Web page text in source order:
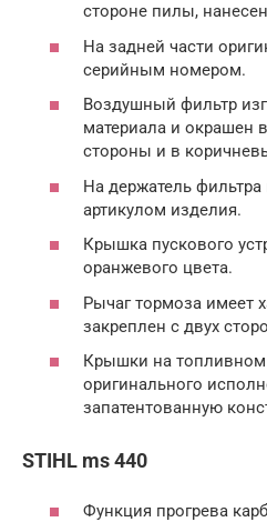
стороне пилы,
На задней части
серийным номером.
Воздушный фильтр
материала и окрашен
стороны и в
На держатель фильтра
артикулом изделия.
Крышка пускового
оранжевого цвета.
Рычаг тормоза имеет
закреплен с двух
Крышки на
оригинального
запатентованную
STIHL ms 440
Функция прогрева